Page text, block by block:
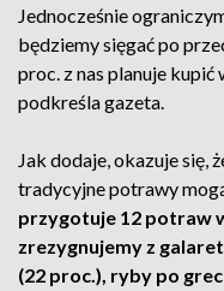
Jednocześnie
będziemy sięgać po
proc. z nas planuje kupić
podkreśla gazeta.
Jak dodaje, okazuje się,
tradycyjne potrawy mogą
przygotuje 12 potraw
zrezygnujemy z
(22 proc.), ryby po